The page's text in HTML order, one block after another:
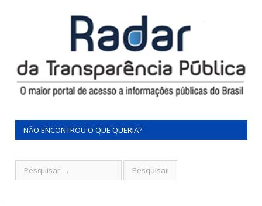
NÃO ENCONTROU O QUE QUERIA?